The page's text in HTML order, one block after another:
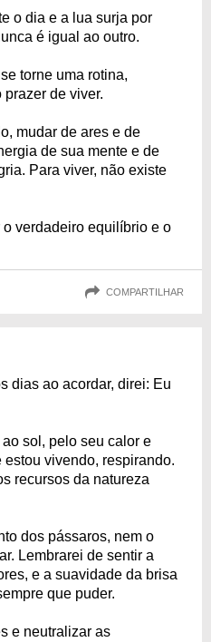
o dia e a lua surja por
é igual ao outro.
torne uma rotina,
de viver.
mudar de ares e de
de sua mente e de
Para viver, não existe
verdadeiro equilíbrio e o
COMPARTILHAR
dias ao acordar, direi: Eu
sol, pelo seu calor e
estou vivendo, respirando.
recursos da natureza
dos pássaros, nem o
Lembrarei de sentir a
e a suavidade da brisa
que puder.
e neutralizar as